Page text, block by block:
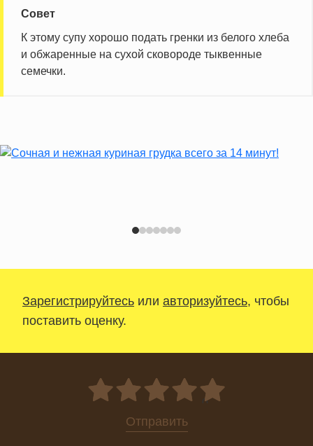
Совет
К этому супу хорошо подать гренки из белого хлеба
и обжаренные на сухой сковороде тыквенные
семечки.
Зарегистрируйтесь или авторизуйтесь, чтобы
поставить оценку.
0
Отправить